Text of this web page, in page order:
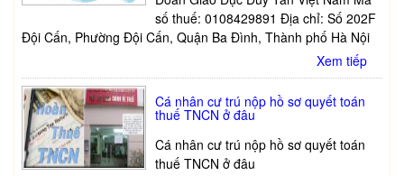
số thuế: 0108429891 Địa chỉ: Số 202F
Đội Cấn, Phường Đội Cấn, Quận Ba Đình, Thành phố Hà Nội
Xem tiếp
Cá nhân cư trú nộp hồ sơ quyết toán
thuế TNCN ở đâu
Cá nhân cư trú nộp hồ sơ quyết toán
thuế TNCN ở đâu